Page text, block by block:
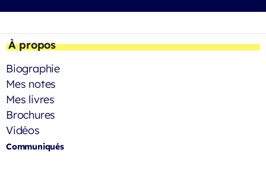
À propos
Biographie
Mes notes
Mes livres
Brochures
Vidéos
Communiqués